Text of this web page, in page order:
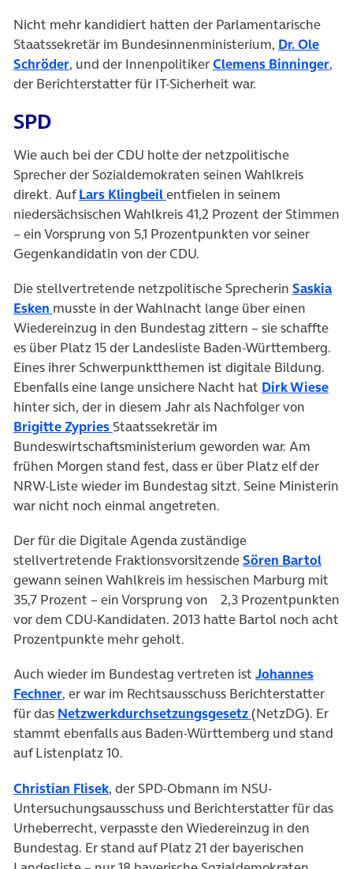
Nicht mehr kandidiert hatten der Parlamentarische
Staatssekretär im Bundesinnenministerium, Dr. Ole
Schröder(öffnet in neuem Tab)
, und der InnenpolitikerClemens Binninger,
der Berichterstatter für IT-Sicherheit war.
SPD
Wie auch bei der CDU holte der netzpolitische
Sprecher der Sozialdemokraten seinen Wahlkreis
direkt. AufLars Klingbeil(öffnet in neuem Tab)
entfielen in seinem
niedersächsischen Wahlkreis 41,2 Prozent der Stimmen
– ein Vorsprung von 5,1 Prozentpunkten vor seiner
Gegenkandidatin von der CDU.
Die stellvertretende netzpolitische Sprecherin Saskia
Esken (öffnet in neuem Tab)
musste in der Wahlnacht lange über einen
Wiedereinzug in den Bundestag zittern – sie schaffte
es über Platz 15 der Landesliste Baden-Württemberg.
Eines ihrer Schwerpunktthemen ist digitale Bildung.
Ebenfalls eine lange unsichere Nacht hat Dirk Wiese
hinter sich, der in diesem Jahr als Nachfolger von
Brigitte Zypries (öffnet in neuem Tab)
Staatssekretär im
Bundeswirtschaftsministerium geworden war. Am
frühen Morgen stand fest, dass er über Platz elf der
NRW-Liste wieder im Bundestag sitzt. Seine Ministerin
war nicht noch einmal angetreten.
Der für die Digitale Agenda zuständige
stellvertretende FraktionsvorsitzendeSören Bartol
gewann seinen Wahlkreis im hessischen Marburg mit
35,7 Prozent – ein Vorsprung von 2,3 Prozentpunkten
vor dem CDU-Kandidaten. 2013 hatte Bartol noch acht
Prozentpunkte mehr geholt.
Auch wieder im Bundestag vertreten ist Johannes
Fechner(öffnet in neuem Tab)
, er war im Rechtsausschuss Berichterstatter
für das Netzwerkdurchsetzungsgesetz(öffnet in
(NetzDG). Er
stammt ebenfalls aus Baden-Württemberg und stand
auf Listenplatz 10.
Christian Flisek(öffnet in neuem Tab)
, der SPD-Obmann im NSU-
Untersuchungsausschuss und Berichterstatter für das
Urheberrecht, verpasste den Wiedereinzug in den
Bundestag. Er stand auf Platz 21 der bayerischen